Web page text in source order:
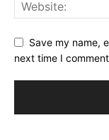
Save my name,
next time I